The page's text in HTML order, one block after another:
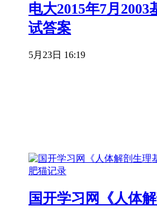
电大2015年7月
试答案
5月23日 16:19
国开学习网《人体